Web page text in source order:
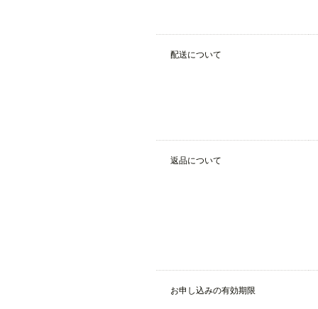
配送について
返品について
お申し込みの有効期限